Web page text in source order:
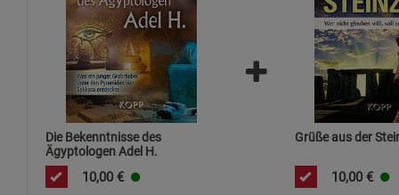
Die Bekenntnisse des
Ägyptologen Adel H.
10,00 €
Grüße aus der
10,00 €